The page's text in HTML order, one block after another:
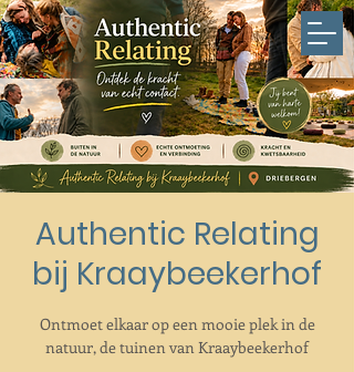
Authentic Relating
bij Kraaybeekerhof
Ontmoet elkaar op een mooie plek in de
natuur, de tuinen van Kraaybeekerhof